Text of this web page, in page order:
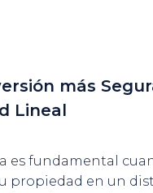
más
Lineal
es fundamental
propiedad en un